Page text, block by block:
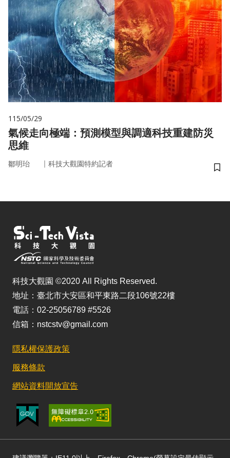
115/05/29
氣候走向極端：預測模型與調適科技重建防災
思維
鄒明珆 ｜ 科技大觀園特約記者
儲
科技大觀園 ©2020 All Rights Reserved.
地址：臺北市大安區和平東路二段106號22樓
電話：02-25056789 #5526
信箱：nstcstv@gmail.com
隱私權保護政策
服務條款
網站資料開放宣告